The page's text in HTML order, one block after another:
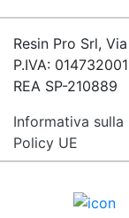
Resin Pro Srl,
P.IVA:
REA SP-210889
Informativa
Policy UE